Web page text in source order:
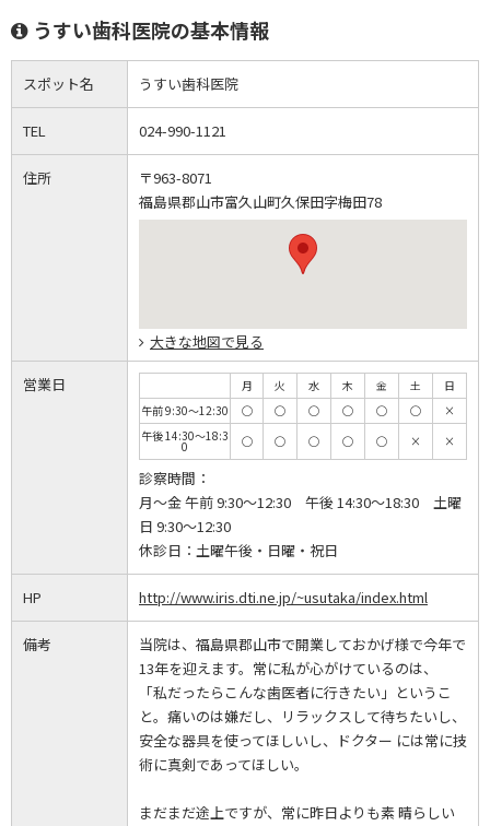
うすい歯科医院の基本情報
スポット名 うすい歯科医院
TEL 024-990-1121
住所
〒963-8071
福島県郡山市富久山町久保田字梅田78
大きな地図で見る
営業日 月 火 水 木 金 土
日
午前 9:30～12:30
◯ ◯ ◯ ◯ ◯ ◯
×
午後 14:30～18:3
0 ◯ ◯ ◯ ◯ ◯ × ×
診察時間：
月～金 午前 9:30～12:30 午後 14:30～18:30 土曜
日 9:30～12:30
休診日： 土曜午後・日曜・祝日
HP http://www.iris.dti.ne.jp/~usutaka/index.html
備考
当院は、福島県郡山市で開業しておかげ様で今年で
13年を迎えます。常に私が心がけているのは、
「私だったらこんな歯医者に行きたい」というこ
と。痛いのは嫌だし、リラックスして待ちたいし、
安全な器具を使ってほしいし、ドクター には常に技
術に真剣であってほしい。
まだまだ途上ですが、常に昨日よりも素 晴らしい